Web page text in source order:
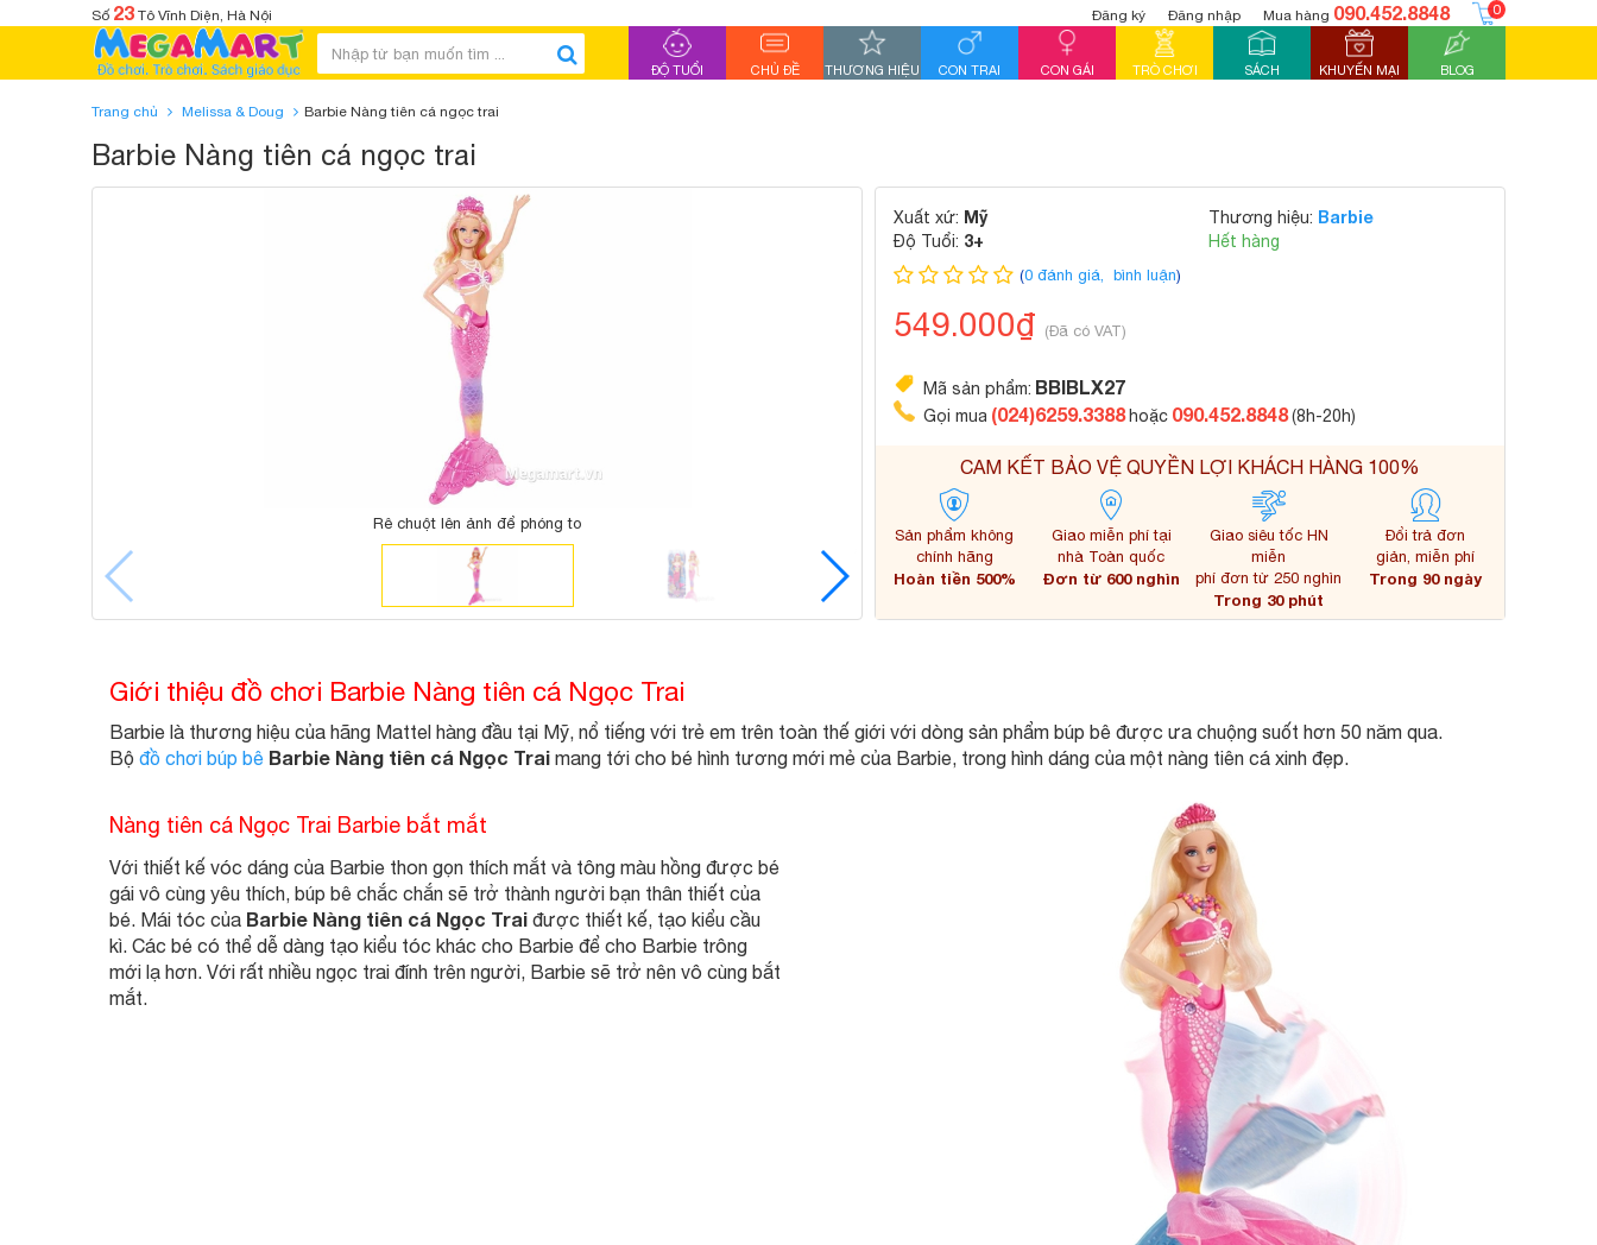
Số 23 Tô Vĩnh Diện, Hà Nội Đăng ký Đăng nhập Mua hàng 090.452.8848 0
ĐỘ TUỔI CHỦ ĐỀ THƯƠNG HIỆU CON TRAI CON GÁI TRÒ CHƠI SÁCH KHUYẾN MẠI BLOG
Trang chủ Melissa & Doug Barbie Nàng tiên cá ngọc trai
Barbie Nàng tiên cá ngọc trai
Rê chuột lên ảnh để phóng to
Xuất xứ: Mỹ
Độ Tuổi: 3+
Thương hiệu: Barbie
Hết hàng
(0 đánh giá, bình luận)
549.000₫ (Đã có VAT)
CAM KẾT BẢO VỆ QUYỀN LỢI KHÁCH HÀNG 100%
Sản phẩm không
chính hãng
Hoàn tiền 500%
Giao miễn phí tại
nhà Toàn quốc
Đơn từ 600 nghìn
Giao siêu tốc HN
miễn
phí đơn từ 250 nghìn
Trong 30 phút
Đổi trả đơn
giản, miễn phí
Trong 90 ngày
Mã sản phẩm: BBIBLX27
Gọi mua (024)6259.3388 hoặc 090.452.8848(8h-20h)
Giới thiệu đồ chơi Barbie Nàng tiên cá Ngọc Trai
Barbie là thương hiệu của hãng Mattel hàng đầu tại Mỹ, nổ tiếng với trẻ em trên toàn thế giới với dòng sản phẩm búp bê được ưa chuộng suốt hơn 50 năm qua.
Bộ đồ chơi búp bê Barbie Nàng tiên cá Ngọc Trai mang tới cho bé hình tương mới mẻ của Barbie, trong hình dáng của một nàng tiên cá xinh đẹp.
Nàng tiên cá Ngọc Trai Barbie bắt mắt
Với thiết kế vóc dáng của Barbie thon gọn thích mắt và tông màu hồng được bé
gái vô cùng yêu thích, búp bê chắc chắn sẽ trở thành người bạn thân thiết của
bé. Mái tóc của Barbie Nàng tiên cá Ngọc Trai được thiết kế, tạo kiểu cầu
kì. Các bé có thể dễ dàng tạo kiểu tóc khác cho Barbie để cho Barbie trông
mới lạ hơn. Với rất nhiều ngọc trai đính trên người, Barbie sẽ trở nên vô cùng bắt
mắt.